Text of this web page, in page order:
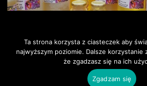
©2018 Pszczoly i my. Wszelkie
Ta strona korzysta z ciasteczek aby
najwyższym poziomie. Dalsze korzystanie
że zgadzasz się na ich
Zgadzam się